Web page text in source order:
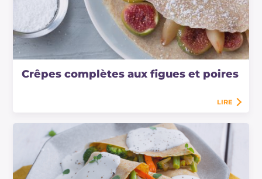
Crêpes complètes aux figues et poires
LIRE